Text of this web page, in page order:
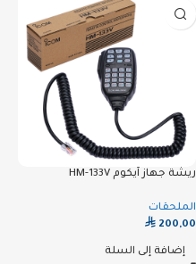
ريشة جهاز آيكوم HM-133V
الملحقات
⃁ 200,00
إضافة إلى السلة